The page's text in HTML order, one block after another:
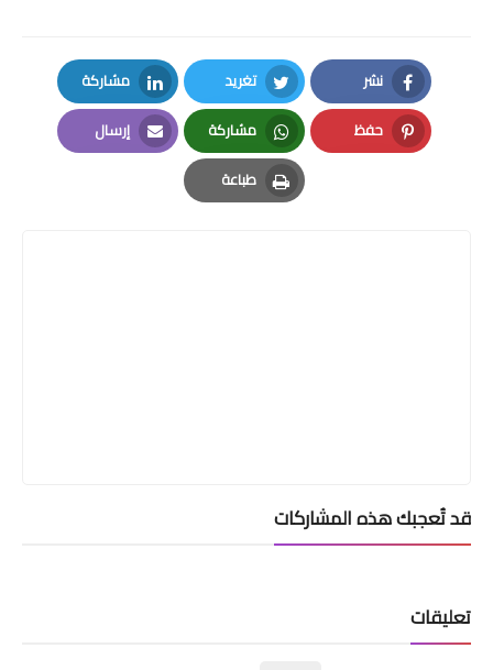
نشر
Facebook
تغريد
Twitter
مشاركة
LinkedIn
حفظ
Pinterest
مشاركة
Whatsapp
إرسال
Email
طباعة
Print
قد تُعجبك هذه المشاركات
تعليقات